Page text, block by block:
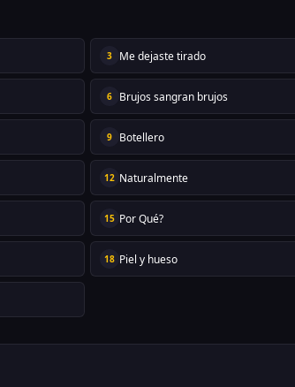
3 Me dejaste tirado
6 Brujos sangran brujos
9 Botellero
12 Naturalmente
15 Por Qué?
18 Piel y hueso